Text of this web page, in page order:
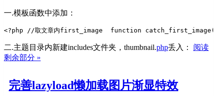
一.模板函数中添加：
<?php //取文章内first_image function
二.主题目录内新建includes文件夹，thumbnail.php丢入： 阅读
剩余部分 »
完善lazyload懒加载图片渐显特效